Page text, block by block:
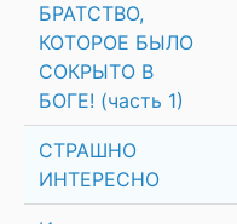
БРАТСТВО,
КОТОРОЕ БЫЛО
СОКРЫТО В
БОГЕ! (часть 1)
СТРАШНО
ИНТЕРЕСНО